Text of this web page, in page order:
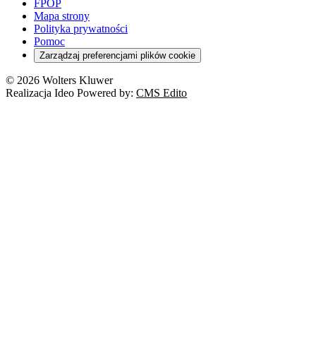
FPOP
Mapa strony
Polityka prywatności
Pomoc
Zarządzaj preferencjami plików cookie
© 2026 Wolters Kluwer
Realizacja Ideo Powered by: CMS Edito